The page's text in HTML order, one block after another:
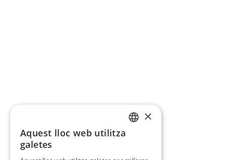
×
Aquest lloc web utilitza
galetes